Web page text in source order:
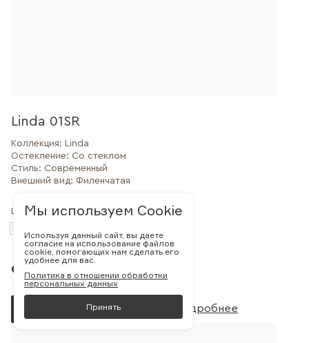
Linda 01SR
Коллекция: Linda
Остекление: Со стеклом
Стиль: Современный
Внешний вид: Филенчатая
Цвет:
от 30 000 руб.
Заказать Подробнее
Мы используем Cookie
Используя данный сайт, вы даете
согласие на использование файлов
cookie, помогающих нам сделать его
удобнее для вас.
Политика в отношении обработки
персональных данных
Принять